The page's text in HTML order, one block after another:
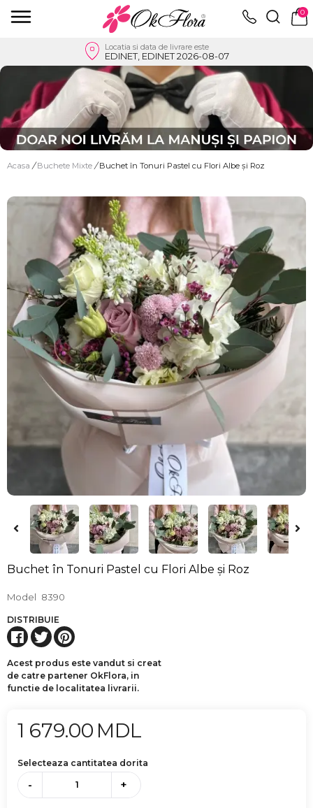
0
Locatia si data de livrare este
EDINET, EDINET 2026-08-07
Acasa / Buchete Mixte / Buchet în Tonuri Pastel cu Flori Albe și Roz
Buchet în Tonuri Pastel cu Flori Albe și Roz
Model 8390
DISTRIBUIE
Acest produs este vandut si creat
de catre partener OkFlora, in
functie de localitatea livrarii.
1 679.00 MDL
Selecteaza cantitatea dorita
- +